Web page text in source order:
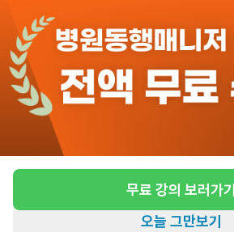
무료 강의 보러가기
오늘 그만보기